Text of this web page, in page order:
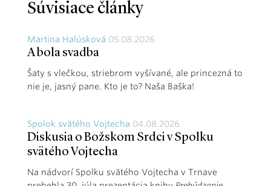
Súvisiace články
Martina Halúsková 05.08.2026
A bola svadba
Šaty s vlečkou, striebrom vyšívané, ale princezná to
nie je, jasný pane. Kto je to? Naša Baška!
Spolok svätého Vojtecha 04.08.2026
Diskusia o Božskom Srdci v Spolku
svätého Vojtecha
Na nádvorí Spolku svätého Vojtecha v Trnave